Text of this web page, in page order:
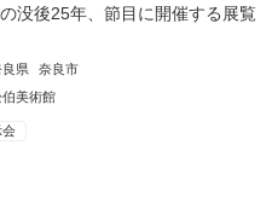
没後25年、節目に開催する展覧
良県
奈良市
伯美術館
会